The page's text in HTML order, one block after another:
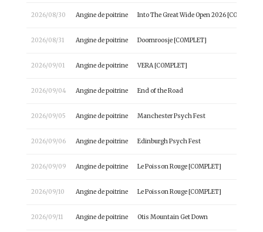
2026/08/30 Angine de poitrine Into The Great Wide Open 2026 [COMPLET]
2026/08/31 Angine de poitrine Doornroosje [COMPLET]
2026/09/01 Angine de poitrine VERA [COMPLET]
2026/09/04 Angine de poitrine End of the Road
2026/09/05 Angine de poitrine Manchester Psych Fest
2026/09/06 Angine de poitrine Edinburgh Psych Fest
2026/09/09 Angine de poitrine Le Poisson Rouge [COMPLET]
2026/09/10 Angine de poitrine Le Poisson Rouge [COMPLET]
2026/09/11 Angine de poitrine Otis Mountain Get Down